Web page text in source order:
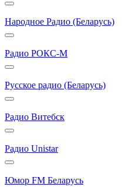
Народное Радио (Беларусь)
Радио РОКС-М
Русское радио (Беларусь)
Радио Витебск
Радио Unistar
Юмор FM Беларусь